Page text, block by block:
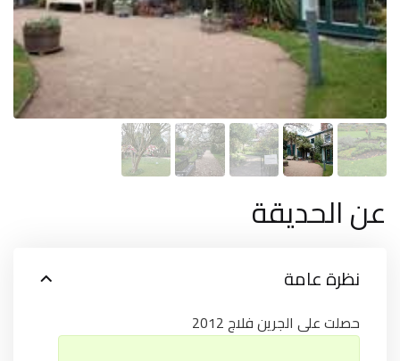
عن الحديقة
نظرة عامة
حصلت على الجرين فلاج 2012